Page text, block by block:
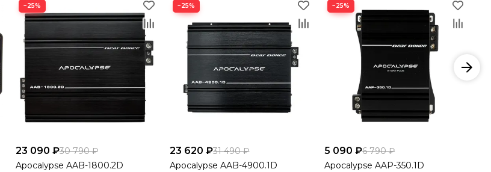
−25%
23 090 ₽30 790 ₽
Apocalypse AAB-1800.2D
−25%
23 620 ₽31 490 ₽
Apocalypse AAB-4900.1D
−25%
5 090 ₽6 790 ₽
Apocalypse AAP-350.1D